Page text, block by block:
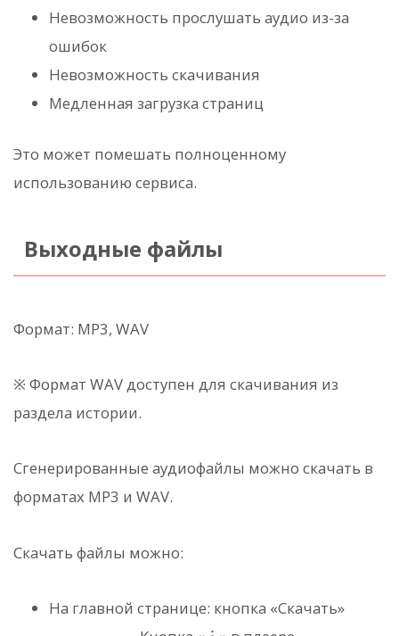
Невозможность прослушать аудио из-за
ошибок
Невозможность скачивания
Медленная загрузка страниц
Это может помешать полноценному
использованию сервиса.
Выходные файлы
Формат: MP3, WAV
※ Формат WAV доступен для скачивания из
раздела истории.
Сгенерированные аудиофайлы можно скачать в
форматах MP3 и WAV.
Скачать файлы можно:
На главной странице: кнопка «Скачать»